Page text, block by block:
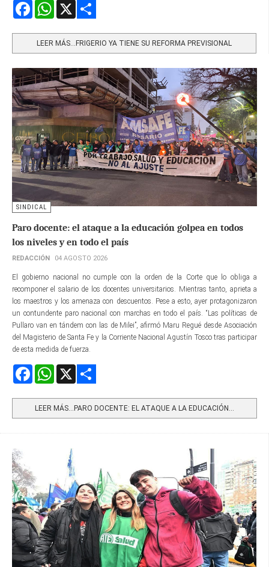
FacebookWhatsApp
LEER MÁS…FRIGERIO YA TIENE SU REFORMA PREVISIONAL
SINDICAL
Paro docente: el ataque a la educación golpea en todos
los niveles y en todo el país
REDACCIÓN 04 AGOSTO 2026
El gobierno nacional no cumple con la orden de la Corte que lo obliga a
recomponer el salario de los docentes universitarios. Mientras tanto, aprieta a
los maestros y los amenaza con descuentos. Pese a esto, ayer protagonizaron
un contundente paro nacional con marchas en todo el país. “Las políticas de
Pullaro van en tándem con las de Milei”, afirmó Maru Regué desde Asociación
del Magisterio de Santa Fe y la Corriente Nacional Agustín Tosco tras participar
de esta medida de fuerza.
FacebookWhatsApp
LEER MÁS…PARO DOCENTE: EL ATAQUE A LA EDUCACIÓN...